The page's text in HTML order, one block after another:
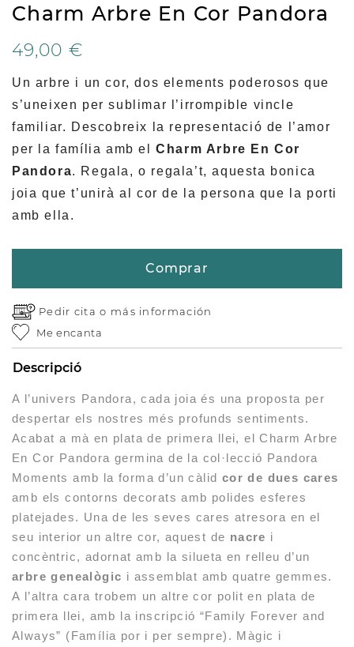
Charm Arbre En Cor Pandora
49,00 €
Un arbre i un cor, dos elements poderosos que
s’uneixen per sublimar l’irrompible vincle
familiar. Descobreix la representació de l’amor
per la família amb elCharm Arbre En Cor
Pandora. Regala, o regala’t, aquesta bonica
joia que t’unirà al cor de la persona que la porti
amb ella.
Comprar
Pedir cita o más información
Me encanta
Descripció
A l’univers Pandora, cada joia és una proposta per
despertar els nostres més profunds sentiments.
Acabat a mà en plata de primera llei, el Charm Arbre
En Cor Pandora germina de la col·lecció Pandora
Moments amb la forma d’un càlid cor de dues cares
amb els contorns decorats amb polides esferes
platejades. Una de les seves cares atresora en el
seu interior un altre cor, aquest de nacre i
concèntric, adornat amb la silueta en relleu d’un
arbre genealògic i assemblat amb quatre gemmes.
A l’altra cara trobem un altre cor polit en plata de
primera llei, amb la inscripció “Family Forever and
Always” (Família por i per sempre). Màgic i